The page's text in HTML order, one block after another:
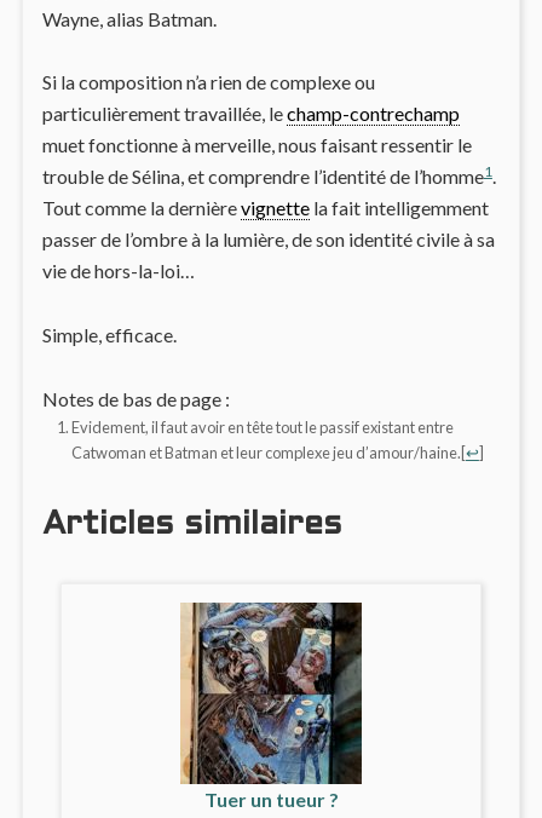
Wayne, alias Batman.
Si la composition n’a rien de complexe ou
particulièrement travaillée, lechamp-contrechamp
muet fonctionne à merveille, nous faisant ressentir le
trouble de Sélina, et comprendre l’identité de l’homme1.
Tout comme la dernièrevignettela fait intelligemment
passer de l’ombre à la lumière, de son identité civile à sa
vie de hors-la-loi…
Simple, efficace.
Notes de bas de page :
Evidement, il faut avoir en tête tout le passif existant entre
Catwoman et Batman et leur complexe jeu d’amour/haine.[↩]
Articles similaires
Tuer un tueur ?